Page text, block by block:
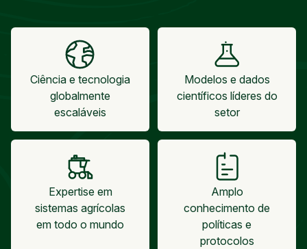
Ciência e tecnologia
globalmente
escaláveis
Modelos e dados
científicos líderes do
setor
Expertise em
sistemas agrícolas
em todo o mundo
Amplo
conhecimento de
políticas e
protocolos